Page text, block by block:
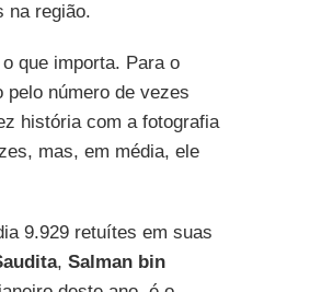
na região.
que importa. Para o
pelo número de vezes
história com a fotografia
mas, em média, ele
9.929 retuítes em suas
, Salman bin